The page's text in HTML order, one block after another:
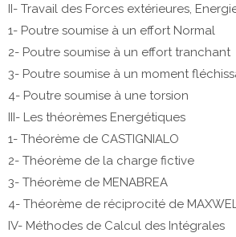
II- Travail des Forces extérieures,
1- Poutre soumise à un effort Normal
2- Poutre soumise à un effort tranchant
3- Poutre soumise à un moment
4- Poutre soumise à une torsion
III- Les théorèmes Energétiques
1- Théorème de CASTIGNIALO
2- Théorème de la charge fictive
3- Théorème de MENABREA
4- Théorème de réciprocité de
IV- Méthodes de Calcul des Intégrales